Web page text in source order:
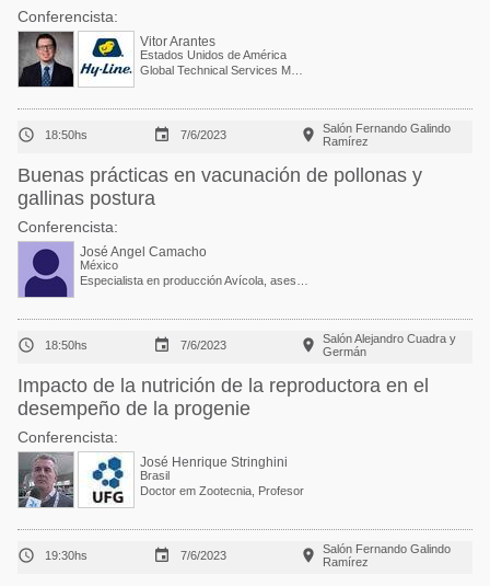
Conferencista:
Vitor Arantes
Estados Unidos de América
 18:50hs  7/6/2023 
Salón Fernando Galindo
Ramírez
Buenas prácticas en vacunación de pollonas y
gallinas postura
Conferencista:
José Angel Camacho
México
 18:50hs  7/6/2023 
Salón Alejandro Cuadra y
Germán
Impacto de la nutrición de la reproductora en el
desempeño de la progenie
Conferencista:
José Henrique Stringhini
Brasil
Doctor em Zootecnia, Profesor
 19:30hs  7/6/2023 
Salón Fernando Galindo
Ramírez